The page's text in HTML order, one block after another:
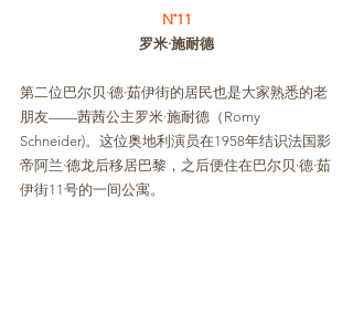
N˚11
罗米·施耐德
第二位巴尔贝·德·茹伊街的居民也是大家熟悉的老
朋友——茜茜公主罗米·施耐德（Romy
Schneider)。这位奥地利演员在1958年结识法国影
帝阿兰·德龙后移居巴黎，之后便住在巴尔贝·德·茹
伊街11号的一间公寓。